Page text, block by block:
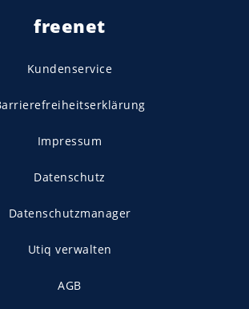
freenet
Kundenservice
Impressum
Datenschutz
Datenschutzmanager
Utiq verwalten
AGB